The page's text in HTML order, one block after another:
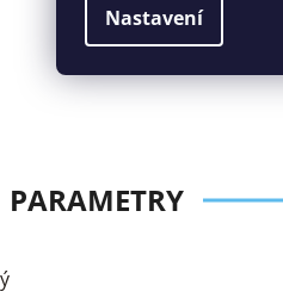
Nastavení
PARAMETRY